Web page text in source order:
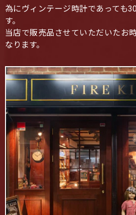
為にヴィンテージ時計であっても
す。
当店で販売品させていただいたお
なります。